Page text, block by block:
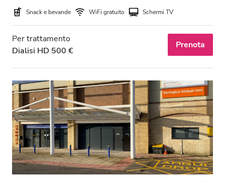
Valutazione
Molto buono
Eccellente
Snack e bevande WiFi gratuito Schermi TV
Per trattamento
Dialisi HD 500 €
Prenota